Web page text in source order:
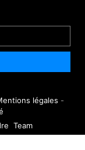
légales -
Team